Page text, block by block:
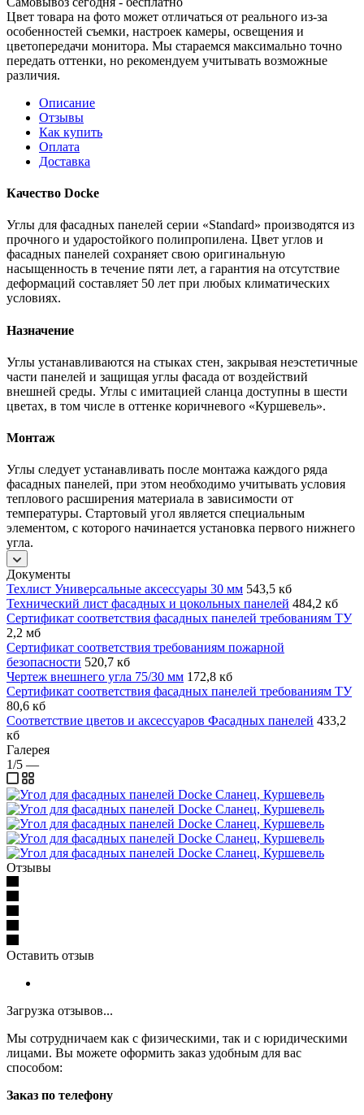
Цвет товара на фото может отличаться от реального из-за
особенностей съемки, настроек камеры, освещения и
цветопередачи монитора. Мы стараемся максимально точно
передать оттенки, но рекомендуем учитывать возможные
различия.
Описание
Отзывы
Как купить
Оплата
Доставка
Качество Docke
Углы для фасадных панелей серии «Standard» производятся из
прочного и ударостойкого полипропилена. Цвет углов и
фасадных панелей сохраняет свою оригинальную
насыщенность в течение пяти лет, а гарантия на отсутствие
деформаций составляет 50 лет при любых климатических
условиях.
Назначение
Углы устанавливаются на стыках стен, закрывая неэстетичные
части панелей и защищая углы фасада от воздействий
внешней среды. Углы с имитацией сланца доступны в шести
цветах, в том числе в оттенке коричневого «Куршевель».
Монтаж
Углы следует устанавливать после монтажа каждого ряда
фасадных панелей, при этом необходимо учитывать условия
теплового расширения материала в зависимости от
температуры. Стартовый угол является специальным
элементом, с которого начинается установка первого нижнего
угла.
Документы
Техлист Универсальные аксессуары 30 мм 543,5 кб
Технический лист фасадных и цокольных панелей 484,2 кб
Сертификат соответствия фасадных панелей требованиям ТУ
2,2 мб
Сертификат соответствия требованиям пожарной
безопасности 520,7 кб
Чертеж внешнего угла 75/30 мм 172,8 кб
Сертификат соответствия фасадных панелей требованиям ТУ
80,6 кб
Соответствие цветов и аксессуаров Фасадных панелей 433,2
кб
Галерея
1/5 —
Отзывы
Оставить отзыв
Загрузка отзывов...
Мы сотрудничаем как с физическими, так и с юридическими
лицами. Вы можете оформить заказ удобным для вас
способом:
Заказ по телефону